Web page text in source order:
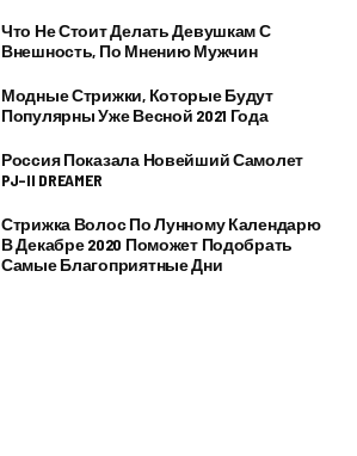
Что Не Стоит Делать Девушкам С
Внешность, По Мнению Мужчин
Модные Стрижки, Которые Будут
Популярны Уже Весной 2021 Года
Россия Показала Новейший Самолет
PJ–II DREAMER
Стрижка Волос По Лунному Календарю
В Декабре 2020 Поможет Подобрать
Самые Благоприятные Дни